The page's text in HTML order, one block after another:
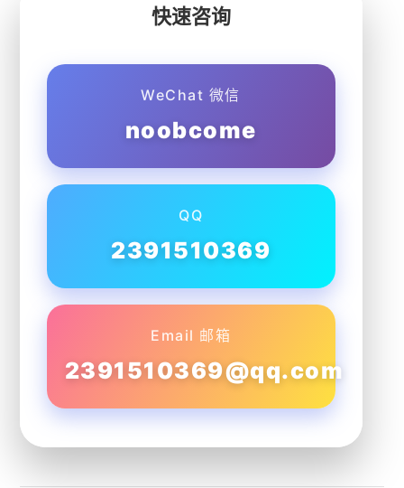
快速咨询
WeChat 微信
noobcome
QQ
2391510369
Email 邮箱
2391510369@qq.com